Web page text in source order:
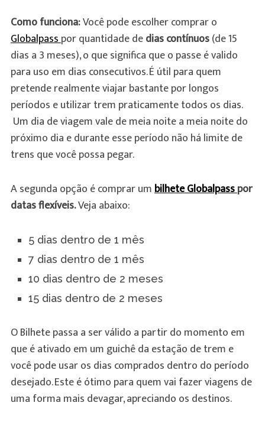
Como funciona:Você pode escolher comprar o
Globalpasspor quantidade dedias contínuos(de 15
dias a 3 meses), o que significa que o passe é valido
para uso em dias consecutivos. É útil para quem
pretende realmente viajar bastante por longos
períodos e utilizar trem praticamente todos os dias.
Um dia de viagem vale de meia noite a meia noite do
próximo dia e durante esse período não há limite de
trens que você possa pegar.
A segunda opção é comprar umbilhete Globalpasspor
datas flexíveis.Veja abaixo:
5 dias dentro de 1 mês
7 dias dentro de 1 mês
10 dias dentro de 2 meses
15 dias dentro de 2 meses
O Bilhete passa a ser válido a partir do momento em
que é ativado em um guichê da estação de trem e
você pode usar os dias comprados dentro do período
desejado. Este é ótimo para quem vai fazer viagens de
uma forma mais devagar, apreciando os destinos.